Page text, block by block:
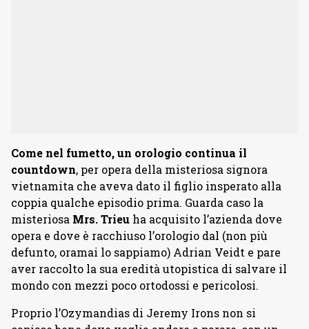
Come nel fumetto, un orologio continua il
countdown, per opera della misteriosa signora
vietnamita che aveva dato il figlio insperato alla
coppia qualche episodio prima. Guarda caso la
misteriosa Mrs. Trieu ha acquisito l’azienda dove
opera e dove è racchiuso l’orologio dal (non più
defunto, oramai lo sappiamo) Adrian Veidt e pare
aver raccolto la sua eredità utopistica di salvare il
mondo con mezzi poco ortodossi e pericolosi.
Proprio l’Ozymandias di Jeremy Irons non si